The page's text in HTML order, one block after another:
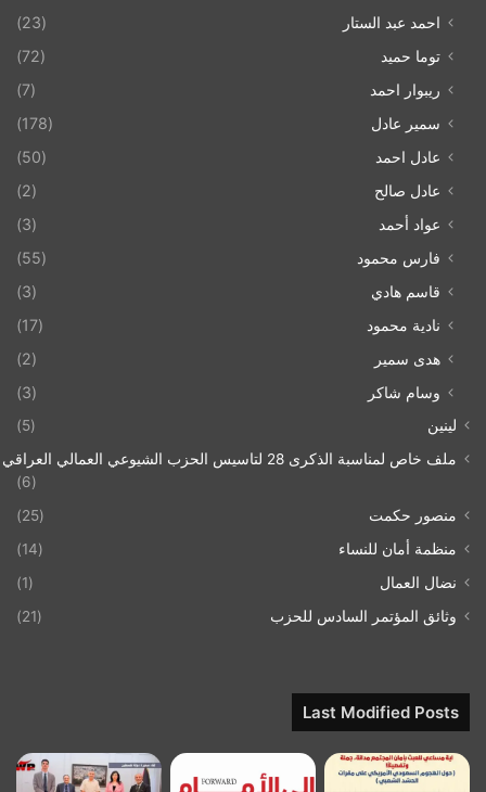
احمد عبد الستار
(23)
توما حميد
(72)
ريبوار احمد
(7)
سمير عادل
(178)
عادل احمد
(50)
عادل صالح
(2)
عواد أحمد
(3)
فارس محمود
(55)
قاسم هادي
(3)
نادية محمود
(17)
هدى سمير
(2)
وسام شاكر
(3)
لينين
(5)
ملف خاص لمناسبة الذكرى 28 لتاسيس الحزب الشيوعي العمالي العراقي 1993/07/21
(6)
منصور حكمت
(25)
منظمة أمان للنساء
(14)
نضال العمال
(1)
وثائق المؤتمر السادس للحزب
(21)
Last Modified Posts